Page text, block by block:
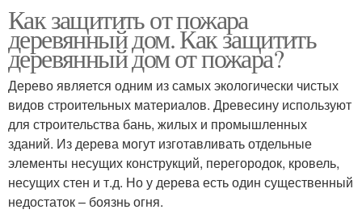
Как защитить от пожара
деревянный дом. Как защитить
деревянный дом от пожара?
Дерево является одним из самых экологически чистых
видов строительных материалов. Древесину используют
для строительства бань, жилых и промышленных
зданий. Из дерева могут изготавливать отдельные
элементы несущих конструкций, перегородок, кровель,
несущих стен и т.д. Но у дерева есть один существенный
недостаток – боязнь огня.